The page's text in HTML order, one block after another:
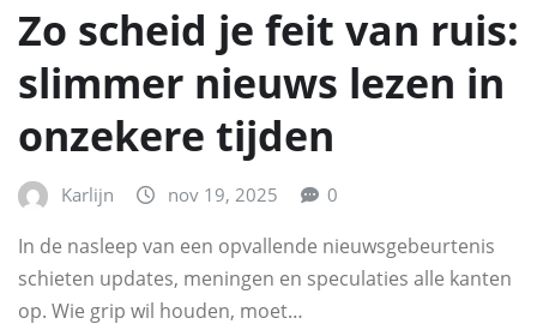
Zo scheid je feit van ruis:
slimmer nieuws lezen in
onzekere tijden
Karlijn nov 19, 2025 0
In de nasleep van een opvallende nieuwsgebeurtenis
schieten updates, meningen en speculaties alle kanten
op. Wie grip wil houden, moet…